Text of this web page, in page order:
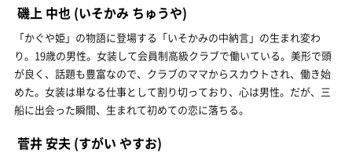
磯上 中也 (いそかみ ちゅうや)
「かぐや姫」の物語に登場する「いそかみの中納言」の生まれ変わ
り。19歳の男性。女装して会員制高級クラブで働いている。美形で頭
が良く、話題も豊富なので、クラブのママからスカウトされ、働き始
めた。女装は単なる仕事として割り切っており、心は男性。だが、三
船に出会った瞬間、生まれて初めての恋に落ちる。
菅井 安夫 (すがい やすお)